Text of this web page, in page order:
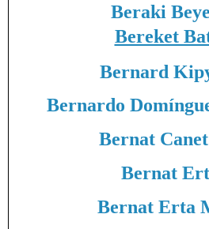
Beraki
Bereket
Bernard
Bernardo
Bernat
Bernat
Bernat Erta